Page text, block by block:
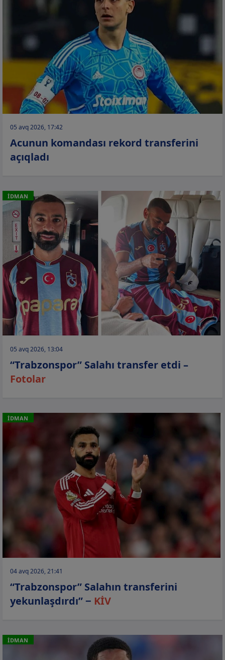
05 avq 2026, 17:42
Acunun komandası rekord transferini
açıqladı
İDMAN
05 avq 2026, 13:04
“Trabzonspor” Salahı transfer etdi –
Fotolar
İDMAN
04 avq 2026, 21:41
“Trabzonspor” Salahın transferini
yekunlaşdırdı” − KİV
İDMAN